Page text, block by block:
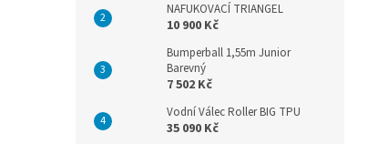
NAFUKOVACÍ TRIANGEL
10 900 Kč
Bumperball 1,55m Junior
Barevný
7 502 Kč
Vodní Válec Roller BIG TPU
35 090 Kč